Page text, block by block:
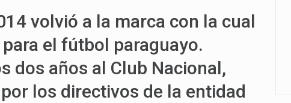
volvió a la marca con la cual
el fútbol paraguayo.
dos años al Club Nacional,
los directivos de la entidad